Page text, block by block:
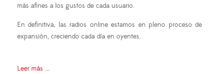
más afines a los gustos de cada usuario.
En definitiva, las radios online estamos en pleno proceso de
expansión, creciendo cada día en oyentes.
Leer más ...